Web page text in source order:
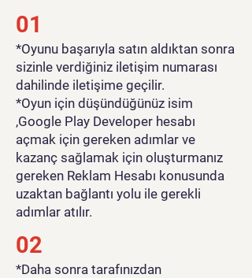
01
*Oyunu başarıyla satın aldıktan sonra
sizinle verdiğiniz iletişim numarası
dahilinde iletişime geçilir.
*Oyun için düşündüğünüz isim
,Google Play Developer hesabı
açmak için gereken adımlar ve
kazanç sağlamak için oluşturmanız
gereken Reklam Hesabı konusunda
uzaktan bağlantı yolu ile gerekli
adımlar atılır.
02
*Daha sonra tarafınızdan